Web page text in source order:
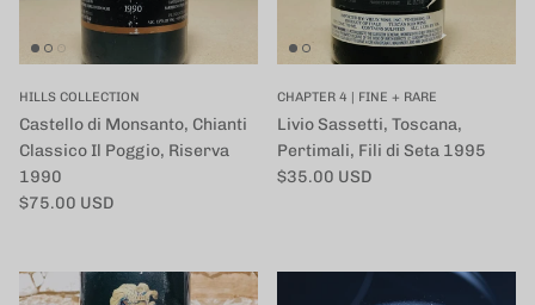
HILLS COLLECTION
Castello di Monsanto, Chianti
Classico Il Poggio, Riserva
1990
定価
$75.00 USD
CHAPTER 4 | FINE + RARE
Livio Sassetti, Toscana,
Pertimali, Fili di Seta 1995
定価
$35.00 USD